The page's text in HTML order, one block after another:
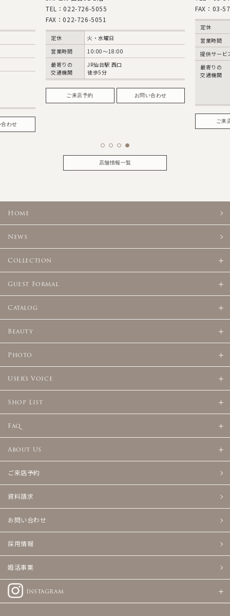
わせ
TEL：022-726-5055
FAX：022-726-5051
定休
火・水曜日
営業時間
10:00～18:00
最寄りの
交通機関
JR仙台駅 西口
徒歩5分
ご来店予約 お問い合わせ
FAX：03-
定休
営業時間
提供サービ
最寄りの
交通機関
ご来
店舗情報一覧
Home
News
Collection
Guest Formal
Catalog
Beauty
Photo
User's Voice
Shop List
Faq
About Us
ご来店予約
資料請求
お問い合わせ
採用情報
婚活事業
Instagram